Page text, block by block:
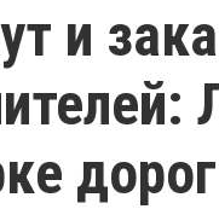
и